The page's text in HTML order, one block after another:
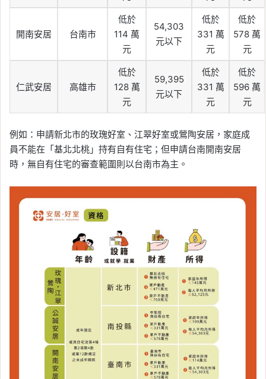
開南安居 台南市
低於
114 萬
元
54,303
元以下
低於
331 萬
元
低於
578 萬
元
仁武安居 高雄市
低於
128 萬
元
59,395
元以下
低於
331 萬
元
低於
596 萬
元
例如：申請新北市的玫瑰好室、江翠好室或鶯陶安居，家庭成
員不能在「基北北桃」持有自有住宅；但申請台南開南安居
時，無自有住宅的審查範圍則以台南市為主。